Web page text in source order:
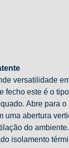
versatilidade
fecho este é o
Abre para o
uma abertura
do
isolamento